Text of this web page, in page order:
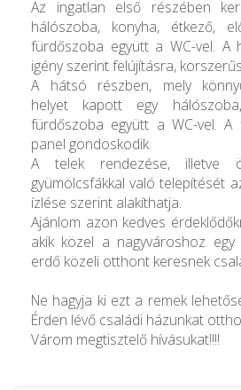
Az ingatlan első részében
hálószoba, konyha, étkező,
fürdőszoba együtt a WC-vel. A
igény szerint felújításra,
A hátsó részben, mely
helyet kapott egy
fürdőszoba együtt a WC-vel. A
panel gondoskodik.
A telek rendezése, illetve
gyümölcsfákkal való telepítését
ízlése szerint alakíthatja.
Ajánlom azon kedves
akik közel a nagyvároshoz
erdő közeli otthont keresnek
Ne hagyja ki ezt a remek
Érden lévő családi házunkat
Várom megtisztelő hívásukat!!!!